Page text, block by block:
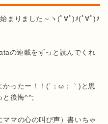
まりました～ヽ(ﾟ∀ﾟ)ﾒ(ﾟ∀ﾟ)ﾒ
の連載をずっと読んでくれ
かったー！！(´；ω；｀)と思
と後悔^^;
マの心の叫び声）書いちゃ